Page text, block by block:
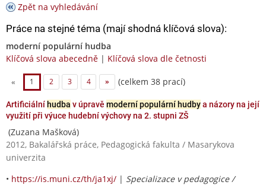
Zpět na vyhledávání
Práce na stejné téma (mají shodná klíčová slova):
moderní populární hudba
Klíčová slova abecedně | Klíčová slova dle četnosti
« 1 2 3 4 » (celkem 38 prací)
Artificiální hudba v úpravě moderní populární hudbya názory na její
využití při výuce hudební výchovy na 2. stupni ZŠ
(Zuzana Mašková)
2012, Bakalářská práce, Pedagogická fakulta / Masarykova
univerzita
• https://is.muni.cz/th/ja1xj/ | Specializace v pedagogice /